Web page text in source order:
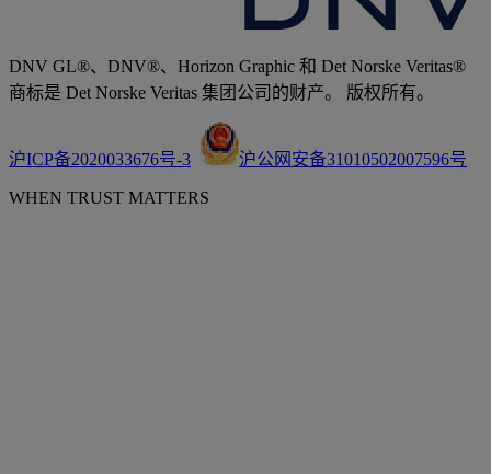
DNV GL®、DNV®、Horizon Graphic 和 Det Norske Veritas®
商标是 Det Norske Veritas 集团公司的财产。 版权所有。
沪ICP备2020033676号-3 沪公网安备31010502007596号
WHEN TRUST MATTERS